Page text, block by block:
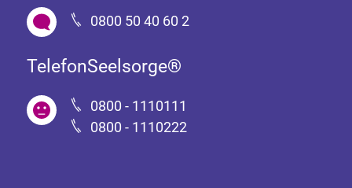
0800 50 40 60 2
TelefonSeelsorge®
0800 - 1110111
0800 - 1110222